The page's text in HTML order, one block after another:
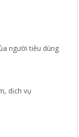
người tiêu dùng
dịch vụ